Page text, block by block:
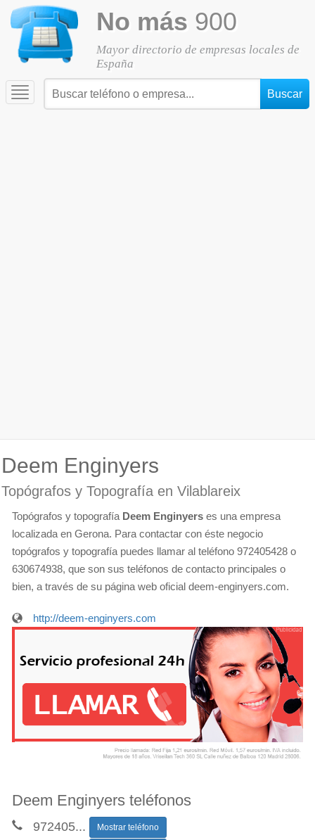
No más 900
Mayor directorio de empresas locales de
España
Toggle
navigation
Deem Enginyers
Topógrafos y Topografía en Vilablareix
Topógrafos y topografía Deem Enginyers es una empresa
localizada en Gerona. Para contactar con éste negocio
topógrafos y topografía puedes llamar al teléfono 972405428 o
630674938, que son sus teléfonos de contacto principales o
bien, a través de su página web oficial deem-enginyers.com.
http://deem-enginyers.com
Deem Enginyers teléfonos
972405... Mostrar teléfono